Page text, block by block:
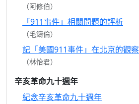
（阿修伯）
「911事件」相關問題的評析
（毛鑄倫）
記「美國911事件」在北京的觀察
（林怡君）
辛亥革命九十週年
紀念辛亥革命九十週年